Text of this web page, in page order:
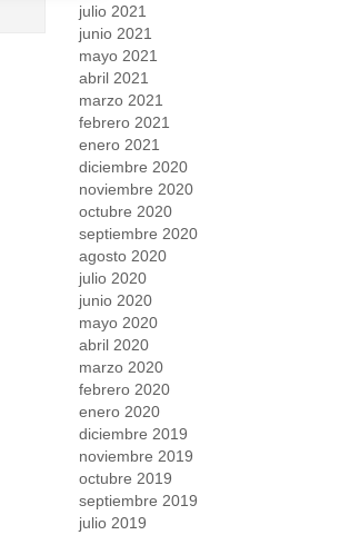
julio 2021
junio 2021
mayo 2021
abril 2021
marzo 2021
febrero 2021
enero 2021
diciembre 2020
noviembre 2020
octubre 2020
septiembre 2020
agosto 2020
julio 2020
junio 2020
mayo 2020
abril 2020
marzo 2020
febrero 2020
enero 2020
diciembre 2019
noviembre 2019
octubre 2019
septiembre 2019
julio 2019